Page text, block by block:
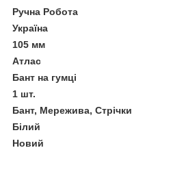
Ручна Робота
Україна
105 мм
Атлас
Бант на гумці
1 шт.
Бант, Мережива, Стрічки
Білий
Новий